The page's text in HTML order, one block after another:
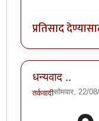
प्रतिसाद
धन्यवाद ..
तर्कवादीसोमवार, 22/